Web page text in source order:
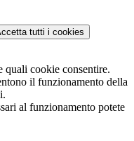
tutti i cookies
quali cookie consentire.
il funzionamento della
al funzionamento potete